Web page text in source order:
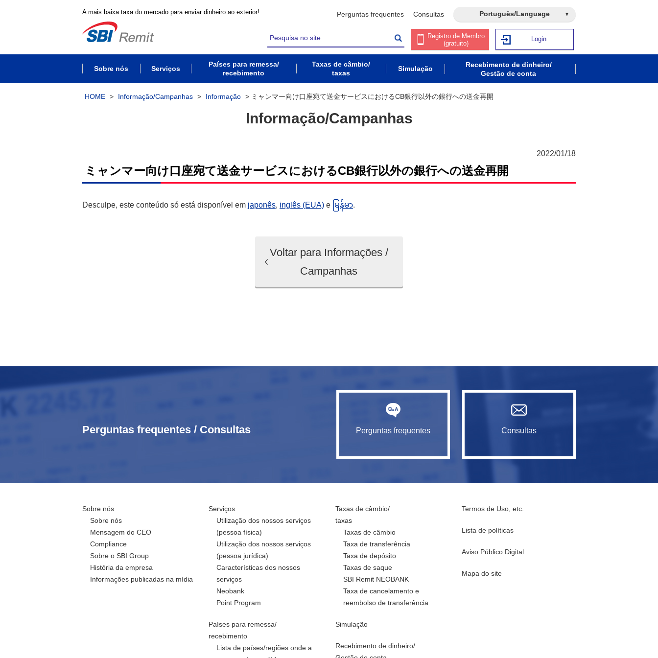
A mais baixa taxa do mercado para enviar dinheiro ao exterior! Perguntas frequentes Consultas Português/Language
Registro de Membro
(gratuito)
Login
Sobre nós Serviços
Países para remessa/
recebimento
Taxas de câmbio/
taxas
Simulação
Recebimento de dinheiro/
Gestão de conta
HOME > Informação/Campanhas > Informação > ミャンマー向け口座宛て送金サービスにおけるCB銀行以外の銀行への送金再開
Informação/Campanhas
2022/01/18
ミャンマー向け口座宛て送金サービスにおけるCB銀行以外の銀行への送金再開
Desculpe, este conteúdo só está disponível em japonês, inglês (EUA) e မြန်မာ.
Voltar para Informações /
Campanhas
Perguntas frequentes / Consultas Perguntas frequentes Consultas
Sobre nós
Sobre nós
Mensagem do CEO
Compliance
Sobre o SBI Group
História da empresa
Informações publicadas na mídia
Serviços
Utilização dos nossos serviços
(pessoa física)
Utilização dos nossos serviços
(pessoa jurídica)
Características dos nossos
serviços
Neobank
Point Program
Países para remessa/
recebimento
Lista de países/regiões onde a
Taxas de câmbio/
taxas
Taxas de câmbio
Taxa de transferência
Taxa de depósito
Taxas de saque
SBI Remit NEOBANK
Taxa de cancelamento e
reembolso de transferência
Simulação
Recebimento de dinheiro/
Termos de Uso, etc.
Lista de políticas
Aviso Público Digital
Mapa do site